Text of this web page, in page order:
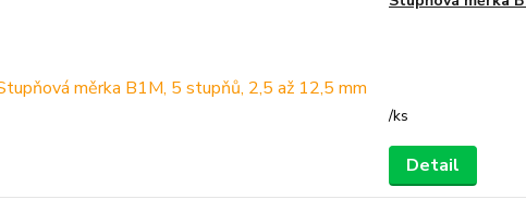
/ks
Detail